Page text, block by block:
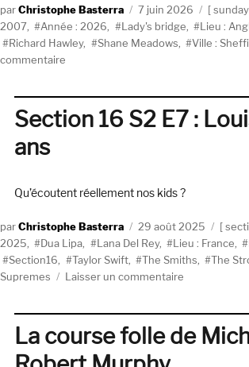
AuteurChristophe Basterra
Publié
le
7 juin 2026
2007
Année : 2026 Lady's bridge Lieu :
Richard Hawley, Shane Meadows Ville :
commentaire
au
nom
Section 16 S2 E7 :
ans
Qu’écoutent réellement nos kids ?
AuteurChristophe Basterra
Publié
le
29 août 2025
2025
Dua Lipa Lana Del Rey, Lieu : France
Section16
Taylor Swift, The Smiths The
Supremes
Laisser un commentaire
E7
La course folle de